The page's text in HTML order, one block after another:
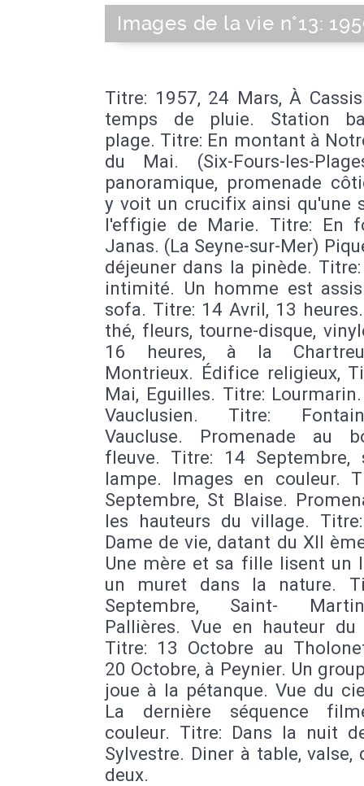
Images de la vie n°13:
Titre: 1957, 24 Mars, À
temps de pluie. Station
plage. Titre: En montant à
du Mai. (Six-Fours-les-
panoramique, promenade
y voit un crucifix ainsi qu'une
l'effigie de Marie. Titre: En
Janas. (La Seyne-sur-Mer)
déjeuner dans la pinède.
intimité. Un homme est
sofa. Titre: 14 Avril, 13
thé, fleurs, tourne-disque,
16 heures, à la
Montrieux. Édifice religieux,
Mai, Eguilles. Titre:
Vauclusien. Titre:
Vaucluse. Promenade au
fleuve. Titre: 14 Septembre,
lampe. Images en couleur.
Septembre, St Blaise.
les hauteurs du village.
Dame de vie, datant du XII
Une mère et sa fille lisent un
un muret dans la nature.
Septembre, Saint-
Pallières. Vue en hauteur du
Titre: 13 Octobre au
20 Octobre, à Peynier. Un
joue à la pétanque. Vue du
La dernière séquence
couleur. Titre: Dans la nuit
Sylvestre. Diner à table, valse,
deux.